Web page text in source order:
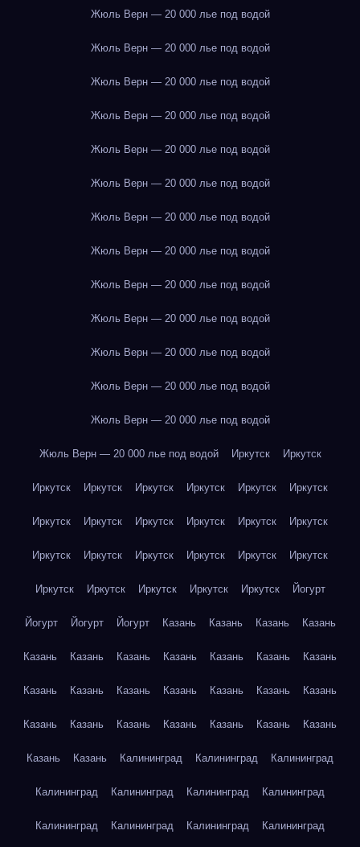
Жюль Верн — 20 000 лье под водой
Жюль Верн — 20 000 лье под водой
Жюль Верн — 20 000 лье под водой
Жюль Верн — 20 000 лье под водой
Жюль Верн — 20 000 лье под водой
Жюль Верн — 20 000 лье под водой
Жюль Верн — 20 000 лье под водой
Жюль Верн — 20 000 лье под водой
Жюль Верн — 20 000 лье под водой
Жюль Верн — 20 000 лье под водой
Жюль Верн — 20 000 лье под водой
Жюль Верн — 20 000 лье под водой
Жюль Верн — 20 000 лье под водой
Жюль Верн — 20 000 лье под водой Иркутск Иркутск
Иркутск Иркутск Иркутск Иркутск Иркутск Иркутск
Иркутск Иркутск Иркутск Иркутск Иркутск Иркутск
Иркутск Иркутск Иркутск Иркутск Иркутск Иркутск
Иркутск Иркутск Иркутск Иркутск Иркутск Йогурт
Йогурт Йогурт Йогурт Казань Казань Казань Казань
Казань Казань Казань Казань Казань Казань Казань
Казань Казань Казань Казань Казань Казань Казань
Казань Казань Казань Казань Казань Казань Казань
Казань Казань Калининград Калининград Калининград
Калининград Калининград Калининград Калининград
Калининград Калининград Калининград Калининград